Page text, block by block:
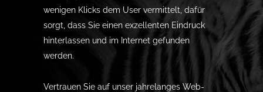
wenigen Klicks dem User vermittelt, dafür
sorgt, dass Sie einen exzellenten Eindruck
hinterlassen und im Internet gefunden
werden.
Vertrauen Sie auf unser jahrelanges Web-